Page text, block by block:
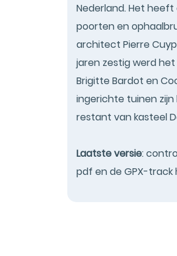
Nederland. Het
poorten en
architect Pierre
jaren zestig werd
Brigitte Bardot en
ingerichte tuinen zijn
restant van kasteel
Laatste versie:
pdf en de GPX-track